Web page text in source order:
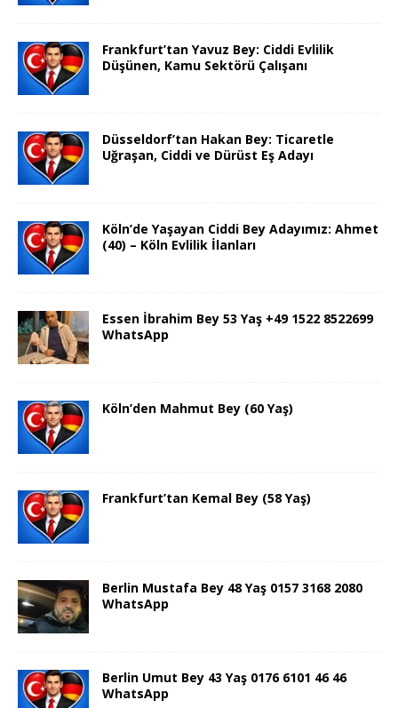
Frankfurt’tan Yavuz Bey: Ciddi Evlilik
Düşünen, Kamu Sektörü Çalışanı
Düsseldorf’tan Hakan Bey: Ticaretle
Uğraşan, Ciddi ve Dürüst Eş Adayı
Köln’de Yaşayan Ciddi Bey Adayımız: Ahmet
(40) – Köln Evlilik İlanları
Essen İbrahim Bey 53 Yaş +49 1522 8522699
WhatsApp
Köln’den Mahmut Bey (60 Yaş)
Frankfurt’tan Kemal Bey (58 Yaş)
Berlin Mustafa Bey 48 Yaş 0157 3168 2080
WhatsApp
Berlin Umut Bey 43 Yaş 0176 6101 46 46
WhatsApp